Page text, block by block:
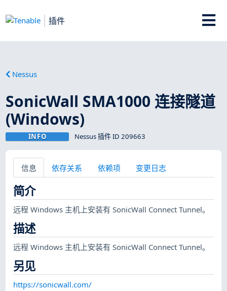
插件
Nessus
SonicWall SMA1000 连接隧道
(Windows)
INFO Nessus 插件 ID 209663
信息 依存关系 依赖项 变更日志
简介
远程 Windows 主机上安装有 SonicWall Connect Tunnel。
描述
远程 Windows 主机上安装有 SonicWall Connect Tunnel。
另见
https://sonicwall.com/